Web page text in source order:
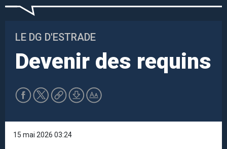
LE DG D'ESTRADE
Devenir des requins
15 mai 2026 03:24